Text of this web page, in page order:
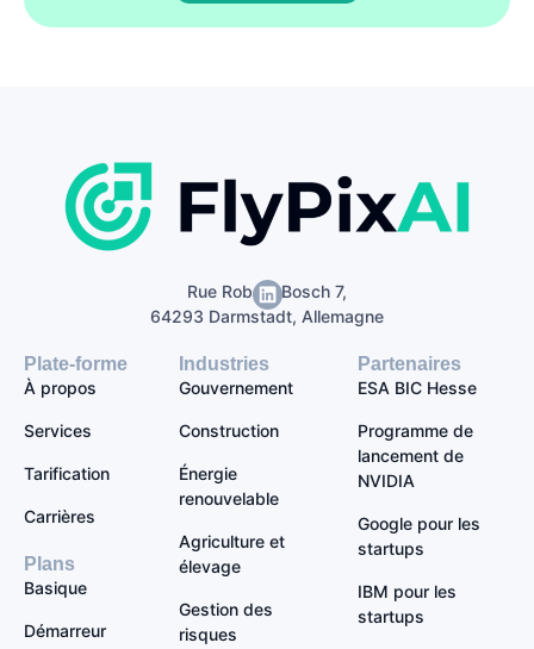
Rue Robert-Bosch 7,
64293 Darmstadt, Allemagne
Plate-forme
À propos
Services
Tarification
Carrières
Plans
Basique
Démarreur
Industries
Gouvernement
Construction
Énergie
renouvelable
Agriculture et
élevage
Gestion des
risques
Partenaires
ESA BIC Hesse
Programme de
lancement de
NVIDIA
Google pour les
startups
IBM pour les
startups